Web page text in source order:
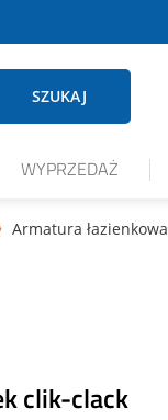
SZUKAJ
WYPRZEDAŻ
Armatura łazienkowa
clik-clack